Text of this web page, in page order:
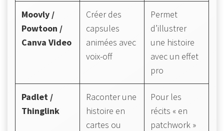
Moovly /
Powtoon /
Canva Video
Créer des
capsules
animées avec
voix-off
Permet
d’illustrer
une histoire
avec un effet
pro
Padlet /
Thinglink
Raconter une
histoire en
cartes ou
Pour les
récits « en
patchwork »